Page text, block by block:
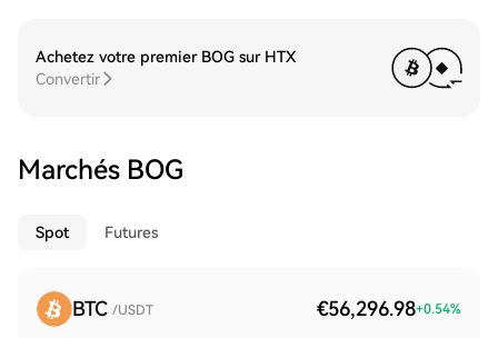
Achetez votre premier BOG sur HTX
Convertir
Marchés BOG
Spot Futures
BTC /USDT €56,296.98+0.54%